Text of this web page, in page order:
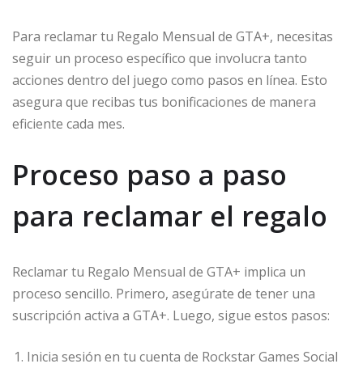
Para reclamar tu Regalo Mensual de GTA+, necesitas
seguir un proceso específico que involucra tanto
acciones dentro del juego como pasos en línea. Esto
asegura que recibas tus bonificaciones de manera
eficiente cada mes.
Proceso paso a paso
para reclamar el regalo
Reclamar tu Regalo Mensual de GTA+ implica un
proceso sencillo. Primero, asegúrate de tener una
suscripción activa a GTA+. Luego, sigue estos pasos:
Inicia sesión en tu cuenta de Rockstar Games Social